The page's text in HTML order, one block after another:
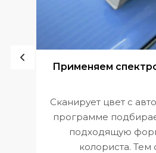
Применяем
Сканирует цвет с
программе
подходящую
колориста.